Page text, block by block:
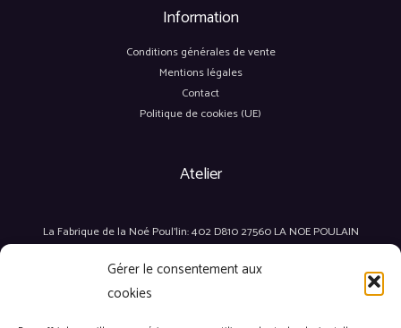
Gérer le consentement aux
cookies
Information
Conditions générales de vente
Mentions légales
Contact
Politique de cookies (UE)
Atelier
La Fabrique de la Noé Poul'lin: 402 D810 27560 LA NOE POULAIN
Notre boutique